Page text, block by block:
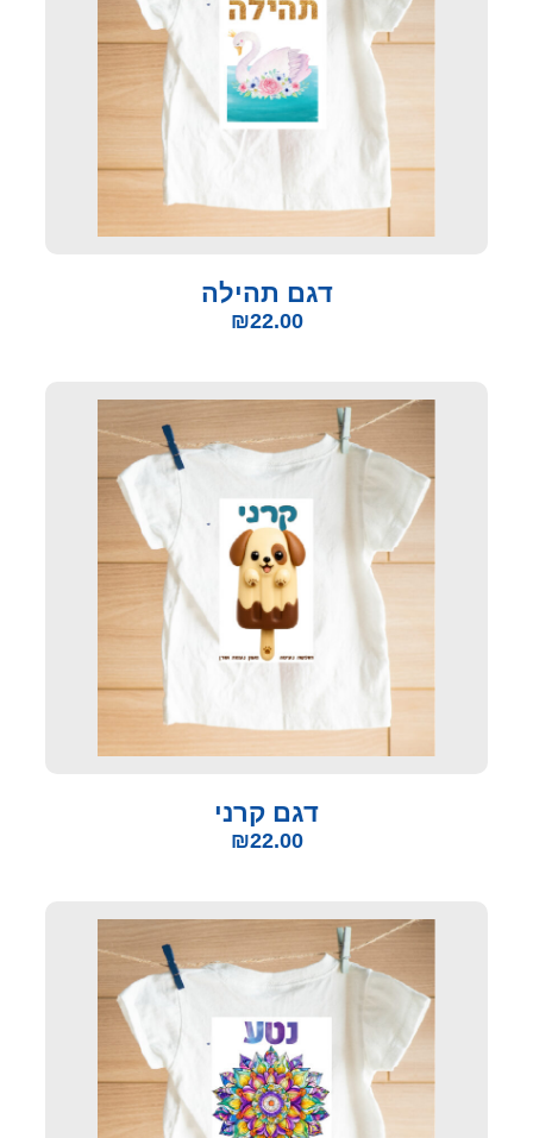
דגם תהילה
₪22.00
דגם קרני
₪22.00